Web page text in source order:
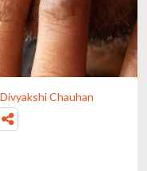
Chauhan